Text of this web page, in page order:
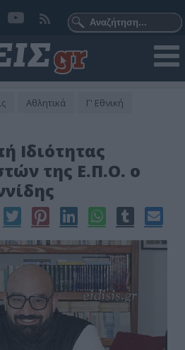
Αθλητικά Γ' Εθνική
Ιδιότητας
της Ε.Π.Ο. ο